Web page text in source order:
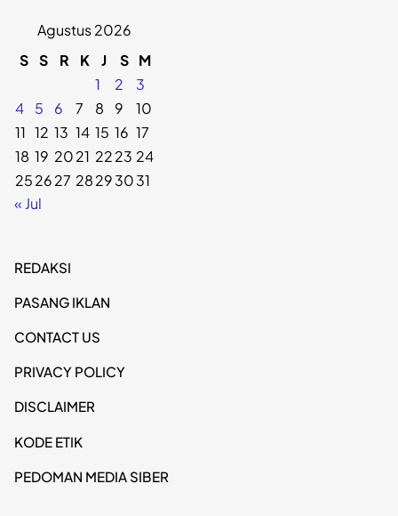
Agustus 2026
S S R K J S M
1
2
3
4
5 6 7 8 9
10
11 12 13 14 15 16 17
18 19 2021 2223 24
252627 28293031
« Jul
REDAKSI
PASANG IKLAN
CONTACT US
PRIVACY POLICY
DISCLAIMER
KODE ETIK
PEDOMAN MEDIA SIBER